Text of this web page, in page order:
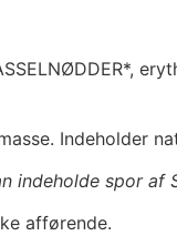
Indeholder
indeholde spor
afførende.